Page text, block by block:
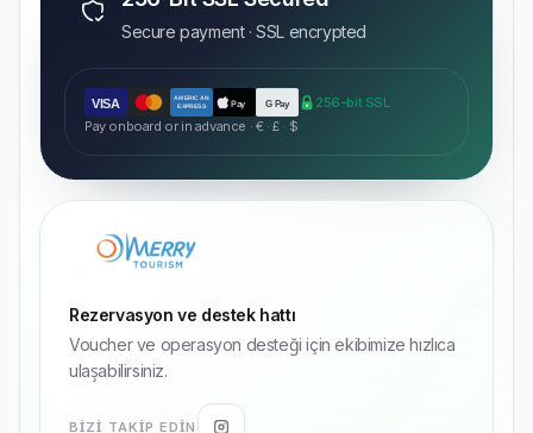
Secure payment · SSL encrypted
VISA
AMERICAN
EXPRESS
Pay G Pay
256-bit SSL
Pay onboard or in advance · € · £ · $
Rezervasyon ve destek hattı
Voucher ve operasyon desteği için ekibimize hızlıca
ulaşabilirsiniz.
BIZI TAKIP EDIN